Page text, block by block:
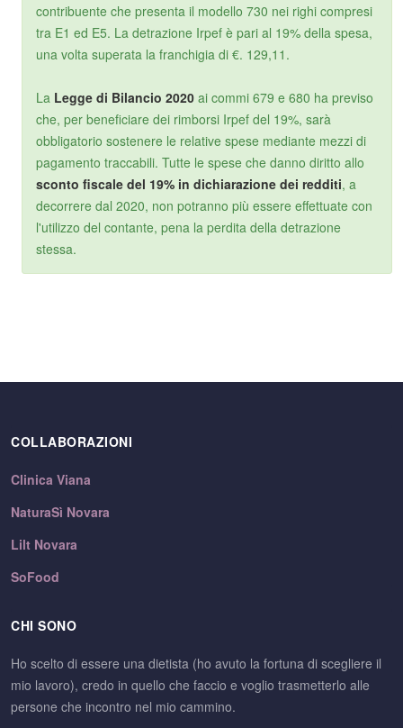
contribuente che presenta il modello 730 nei righi compresi
tra E1 ed E5. La detrazione Irpef è pari al 19% della spesa,
una volta superata la franchigia di €. 129,11.
La Legge di Bilancio 2020 ai commi 679 e 680 ha previso
che, per beneficiare dei rimborsi Irpef del 19%, sarà
obbligatorio sostenere le relative spese mediante mezzi di
pagamento traccabili. Tutte le spese che danno diritto allo
sconto fiscale del 19% in dichiarazione dei redditi, a
decorrere dal 2020, non potranno più essere effettuate con
l'utilizzo del contante, pena la perdita della detrazione
stessa.
COLLABORAZIONI
Clinica Viana
NaturaSì Novara
Lilt Novara
SoFood
CHI SONO
Ho scelto di essere una dietista (ho avuto la fortuna di scegliere il
mio lavoro), credo in quello che faccio e voglio trasmetterlo alle
persone che incontro nel mio cammino.